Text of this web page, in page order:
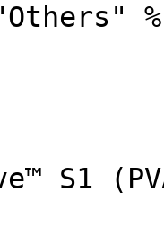
S1